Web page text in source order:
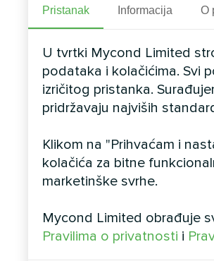
Pristanak Informacija O
U tvrtki Mycond Limited
podataka i kolačićima. Svi
izričitog pristanka.
pridržavaju najviših
Klikom na "Prihvaćam i
kolačića za bitne
marketinške svrhe.
Mycond Limited obrađuje
Pravilima o privatnosti i